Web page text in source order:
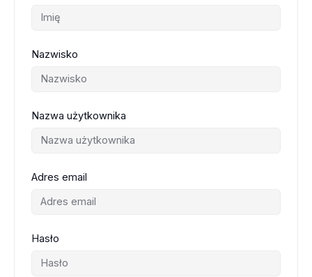
Nazwisko
Nazwa użytkownika
Adres email
Hasło